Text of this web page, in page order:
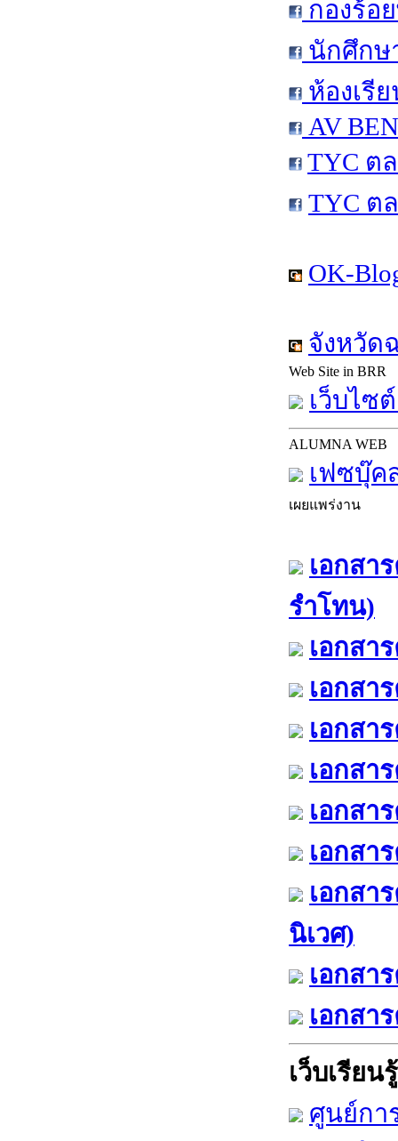
กองร้อ
นักศึกษ
ห้องเรี
AV
TYC ต
TYC ต
OK-
จังหวัด
Web Site in BRR
เว็บไซ
ALUMNA WEB
เฟซบุ๊ค
เผยแพร่งาน
เอกสา
รำโทน)
เอกสา
เอกสา
เอกสา
เอกสา
เอกสา
เอกสา
เอกสา
นิเวศ)
เอกสา
เอกสา
เว็บเรียนรู้
ศูนย์กา